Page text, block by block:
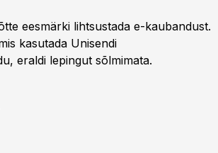
eesmärki lihtsustada e-kaubandust.
kasutada Unisendi
eraldi lepingut sõlmimata.